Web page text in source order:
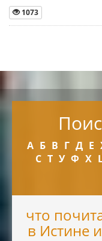
1073
А Б В Г Д Е
С Т У Ф Х
что
в Истине